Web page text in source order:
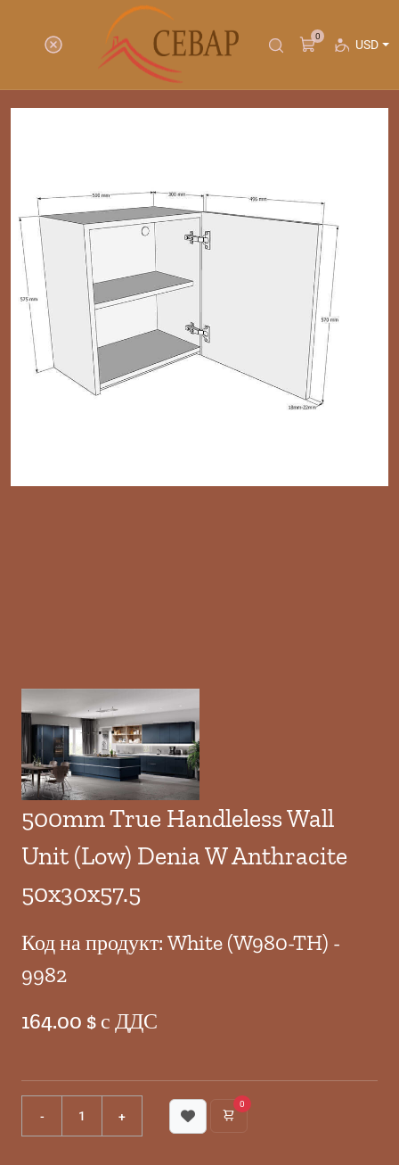
0
USD
500mm True Handleless Wall
Unit (Low) Denia W Anthracite
50x30x57.5
Код на продукт: White (W980-TH) -
9982
164.00 $ с ДДС
0